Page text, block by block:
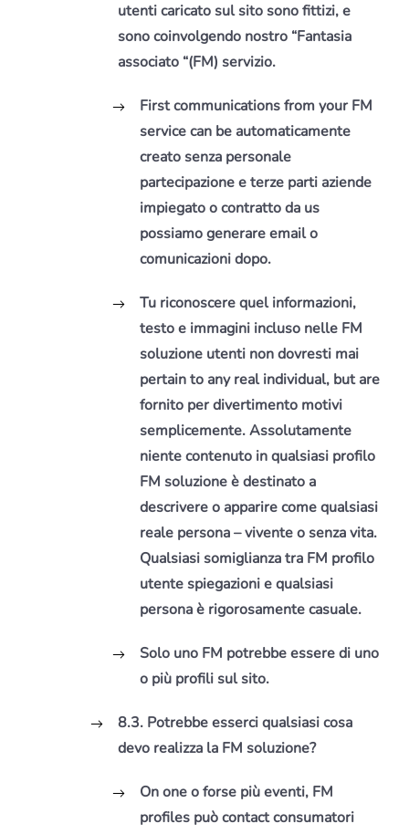
utenti caricato sul sito sono fittizi, e
sono coinvolgendo nostro “Fantasia
associato “(FM) servizio.
First communications from your FM
service can be automaticamente
creato senza personale
partecipazione e terze parti aziende
impiegato o contratto da us
possiamo generare email o
comunicazioni dopo.
Tu riconoscere quel informazioni,
testo e immagini incluso nelle FM
soluzione utenti non dovresti mai
pertain to any real individual, but are
fornito per divertimento motivi
semplicemente. Assolutamente
niente contenuto in qualsiasi profilo
FM soluzione è destinato a
descrivere o apparire come qualsiasi
reale persona – vivente o senza vita.
Qualsiasi somiglianza tra FM profilo
utente spiegazioni e qualsiasi
persona è rigorosamente casuale.
Solo uno FM potrebbe essere di uno
o più profili sul sito.
8.3. Potrebbe esserci qualsiasi cosa
devo realizza la FM soluzione?
On one o forse più eventi, FM
profiles può contact consumatori